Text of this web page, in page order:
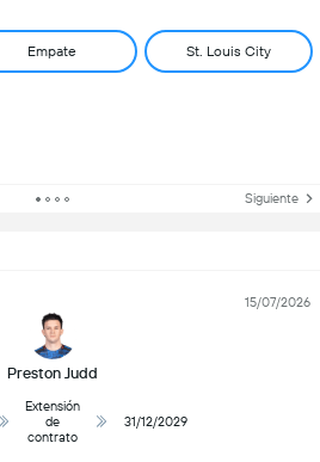
Empate St. Louis City
Siguiente
Preston Judd
15/07/2026
Extensión
de
contrato
31/12/2029